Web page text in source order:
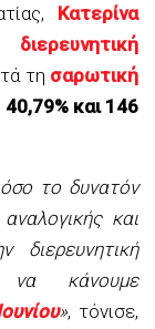
Κατερίνα
διερευνητική
τη σαρωτική
40,79% και 146
το δυνατόν
και
κάνουμε
», τόνισε,